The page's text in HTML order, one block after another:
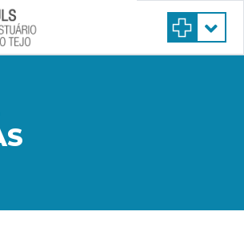
principal